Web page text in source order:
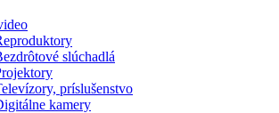
slúchadlá
príslušenstvo
kamery